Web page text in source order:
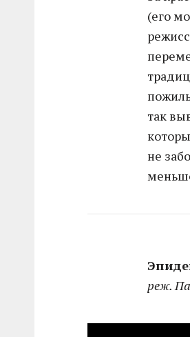
(его
так
не
реж.